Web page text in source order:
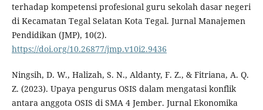
terhadap kompetensi profesional guru sekolah dasar negeri
di Kecamatan Tegal Selatan Kota Tegal. Jurnal Manajemen
Pendidikan (JMP), 10(2).
https://doi.org/10.26877/jmp.v10i2.9436
Ningsih, D. W., Halizah, S. N., Aldanty, F. Z., & Fitriana, A. Q.
Z. (2023). Upaya pengurus OSIS dalam mengatasi konflik
antara anggota OSIS di SMA 4 Jember. Jurnal Ekonomika